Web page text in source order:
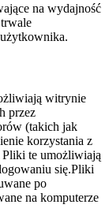
na wydajność
witrynie
przez
(takich jak
korzystania z
te umożliwiają
się.Pliki
po
na komputerze